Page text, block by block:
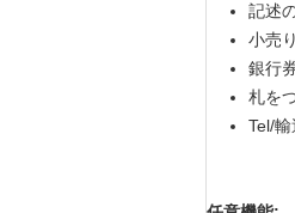
記述
小売
銀行
札を
Tel/